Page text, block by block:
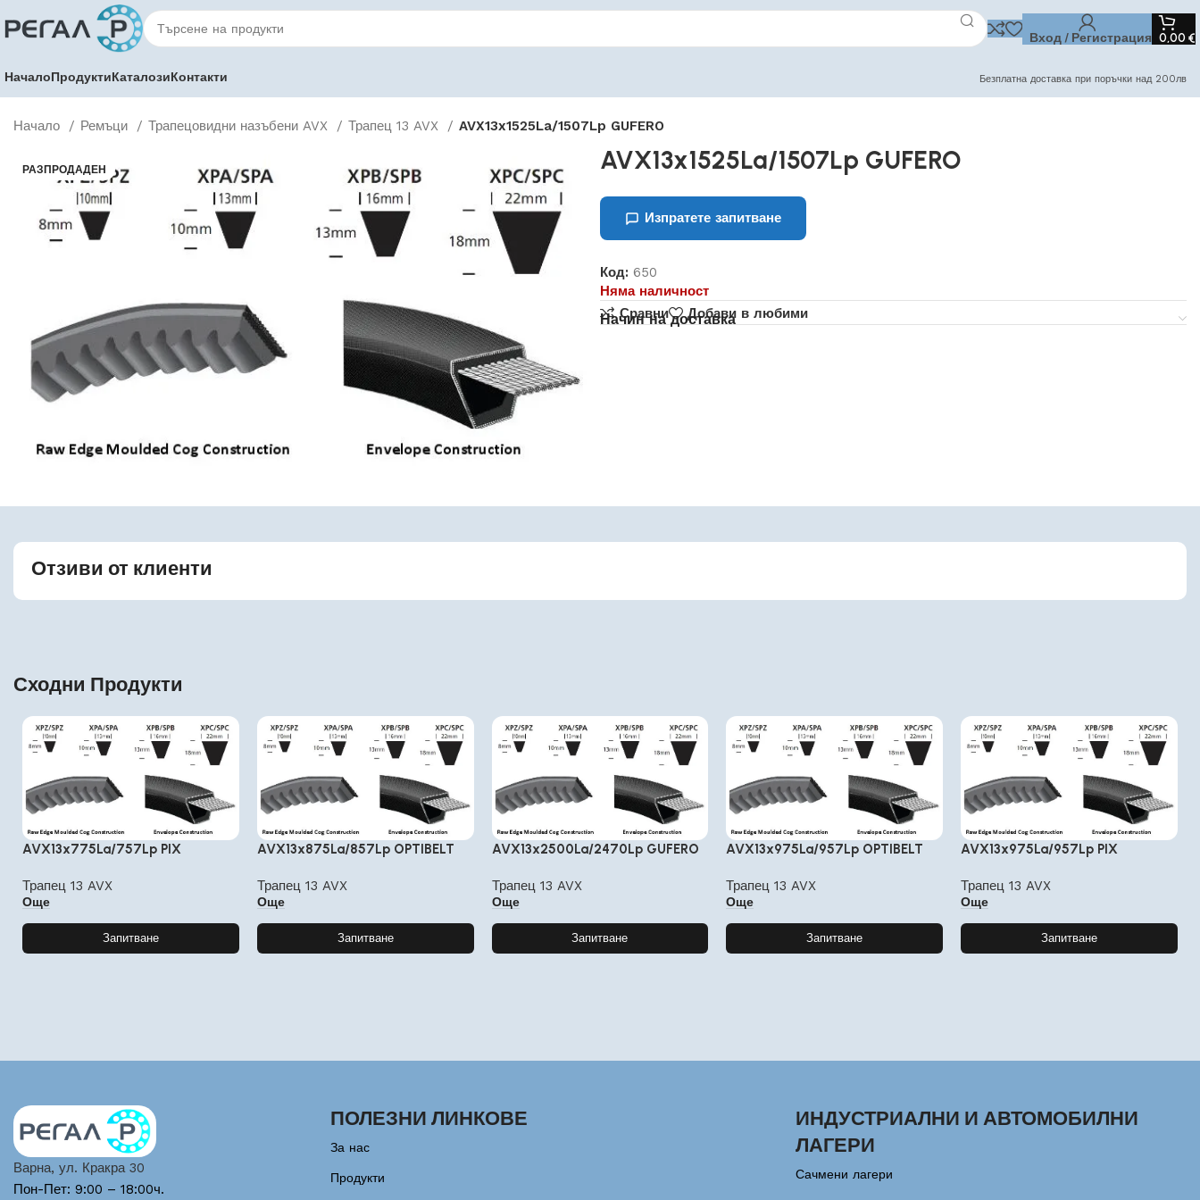
Вход / Регистрация 0,00 €
НачалоПродуктиКаталозиКонтакти Безплатна доставка при поръчки над 200лв
Начало Ремъци Трапецовидни назъбени AVX Трапец 13 AVX AVX13x1525La/1507Lp GUFERO
РАЗПРОДАДЕН AVX13x1525La/1507Lp GUFERO
Изпратете запитване
Код: 650
Няма наличност
Сравни
Добави в любими
Начин на доставка
Отзиви от клиенти
Сходни Продукти
AVX13x775La/757Lp PIX
Трапец 13 AVX
Още
Запитване
AVX13x875La/857Lp OPTIBELT
Трапец 13 AVX
Още
Запитване
AVX13x2500La/2470Lp GUFERO
Трапец 13 AVX
Още
Запитване
AVX13x975La/957Lp OPTIBELT
Трапец 13 AVX
Още
Запитване
AVX13x975La/957Lp PIX
Трапец 13 AVX
Още
Запитване
Варна, ул. Кракра 30
Пон-Пет: 9:00 – 18:00ч.
ПОЛЕЗНИ ЛИНКОВЕ
За нас
Продукти
ИНДУСТРИАЛНИ И АВТОМОБИЛНИ
ЛАГЕРИ
Сачмени лагери